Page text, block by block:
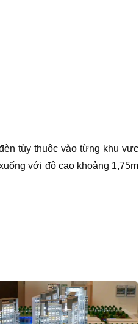
tùy thuộc vào từng khu vực
với độ cao khoảng 1,75m